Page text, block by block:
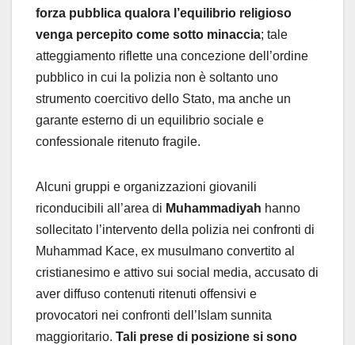
forza pubblica qualora l’equilibrio religioso
venga percepito come sotto minaccia; tale
atteggiamento riflette una concezione dell’ordine
pubblico in cui la polizia non è soltanto uno
strumento coercitivo dello Stato, ma anche un
garante esterno di un equilibrio sociale e
confessionale ritenuto fragile.
Alcuni gruppi e organizzazioni giovanili
riconducibili all’area di Muhammadiyah hanno
sollecitato l’intervento della polizia nei confronti di
Muhammad Kace, ex musulmano convertito al
cristianesimo e attivo sui social media, accusato di
aver diffuso contenuti ritenuti offensivi e
provocatori nei confronti dell’Islam sunnita
maggioritario. Tali prese di posizione si sono